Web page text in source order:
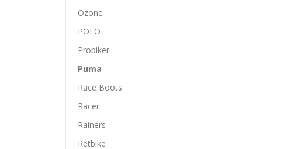
Ozone
POLO
Probiker
Puma
Race Boots
Racer
Rainers
Retbike